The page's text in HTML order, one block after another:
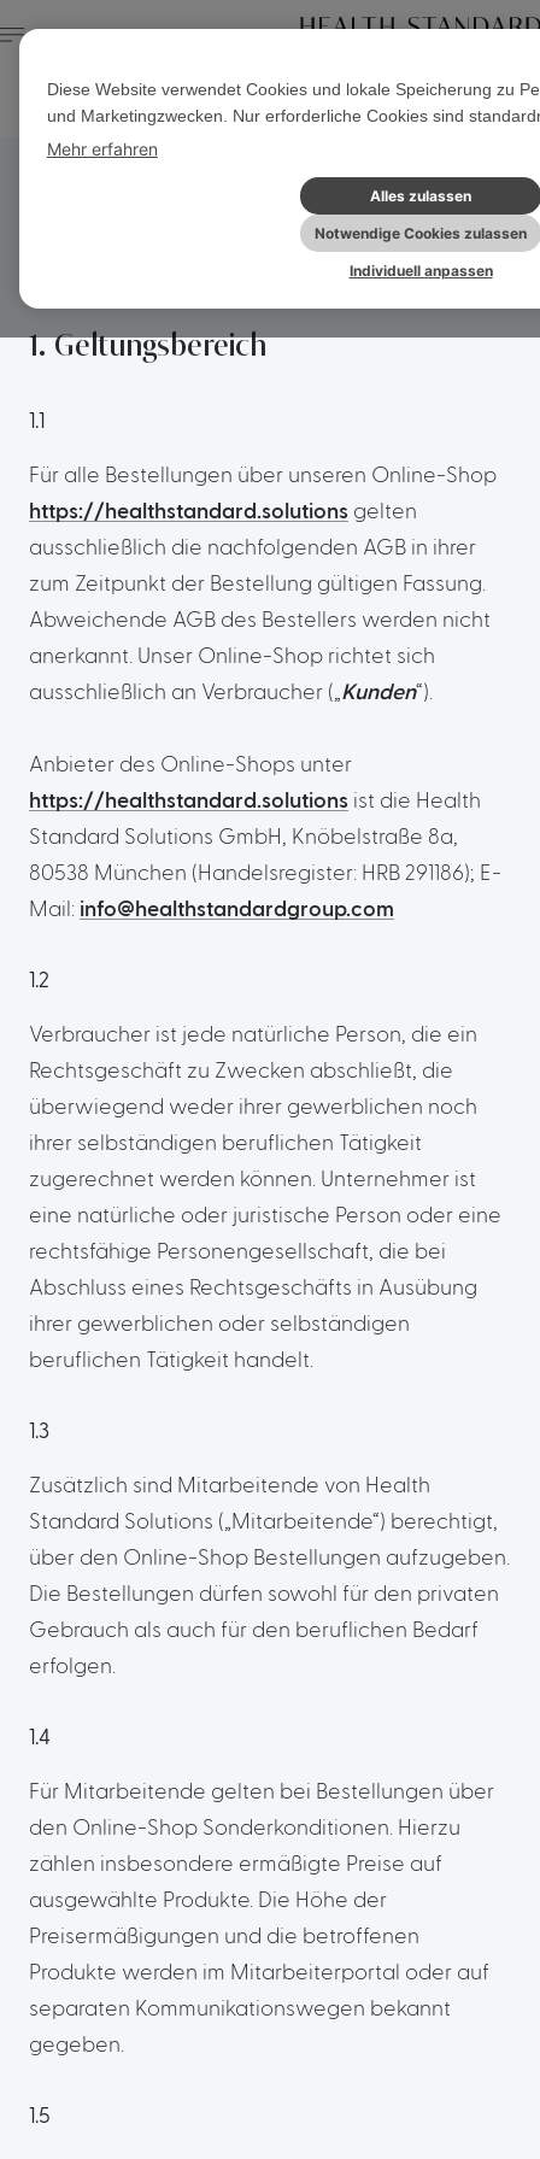
Allgemeine Geschäftsbedingungen
1. Geltungsbereich
1.1
Für alle Bestellungen über unseren Online-Shop
https://healthstandard.solutions gelten
ausschließlich die nachfolgenden AGB in ihrer
zum Zeitpunkt der Bestellung gültigen Fassung.
Abweichende AGB des Bestellers werden nicht
anerkannt. Unser Online-Shop richtet sich
ausschließlich an Verbraucher („ Kunden“).
Anbieter des Online-Shops unter
https://healthstandard.solutions ist die Health
Standard Solutions GmbH, Knöbelstraße 8a,
80538 München (Handelsregister: HRB 291186); E-
Mail: info@healthstandardgroup.com
1.2
Verbraucher ist jede natürliche Person, die ein
Rechtsgeschäft zu Zwecken abschließt, die
überwiegend weder ihrer gewerblichen noch
ihrer selbständigen beruflichen Tätigkeit
zugerechnet werden können. Unternehmer ist
eine natürliche oder juristische Person oder eine
rechtsfähige Personengesellschaft, die bei
Abschluss eines Rechtsgeschäfts in Ausübung
ihrer gewerblichen oder selbständigen
beruflichen Tätigkeit handelt.
1.3
Zusätzlich sind Mitarbeitende von Health
Standard Solutions („Mitarbeitende“) berechtigt,
über den Online-Shop Bestellungen aufzugeben.
Die Bestellungen dürfen sowohl für den privaten
Gebrauch als auch für den beruflichen Bedarf
erfolgen.
1.4
Für Mitarbeitende gelten bei Bestellungen über
den Online-Shop Sonderkonditionen. Hierzu
zählen insbesondere ermäßigte Preise auf
ausgewählte Produkte. Die Höhe der
Preisermäßigungen und die betroffenen
Produkte werden im Mitarbeiterportal oder auf
separaten Kommunikationswegen bekannt
gegeben.
1.5
Diese Website verwendet Cookies und lokale Speicherung zu
und Marketingzwecken. Nur erforderliche Cookies sind
Mehr erfahren
Alles zulassen
Notwendige Cookies zulassen
Individuell anpassen